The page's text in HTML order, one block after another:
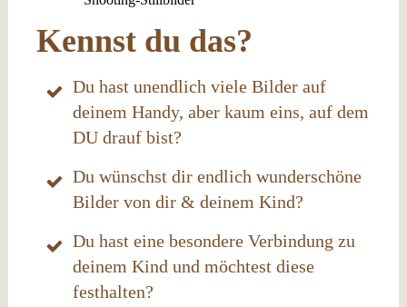
Kennst du das?
Du hast unendlich viele Bilder auf
deinem Handy, aber kaum eins, auf dem
DU drauf bist?
Du wünschst dir endlich wunderschöne
Bilder von dir & deinem Kind?
Du hast eine besondere Verbindung zu
deinem Kind und möchtest diese
festhalten?